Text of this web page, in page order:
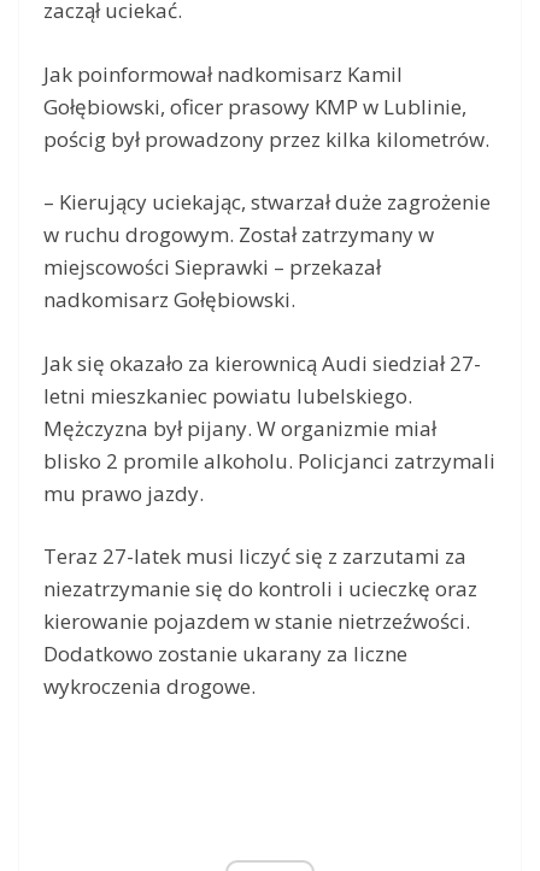
zaczął uciekać.
Jak poinformował nadkomisarz Kamil
Gołębiowski, oficer prasowy KMP w Lublinie,
pościg był prowadzony przez kilka kilometrów.
– Kierujący uciekając, stwarzał duże zagrożenie
w ruchu drogowym. Został zatrzymany w
miejscowości Sieprawki – przekazał
nadkomisarz Gołębiowski.
Jak się okazało za kierownicą Audi siedział 27-
letni mieszkaniec powiatu lubelskiego.
Mężczyzna był pijany. W organizmie miał
blisko 2 promile alkoholu. Policjanci zatrzymali
mu prawo jazdy.
Teraz 27-latek musi liczyć się z zarzutami za
niezatrzymanie się do kontroli i ucieczkę oraz
kierowanie pojazdem w stanie nietrzeźwości.
Dodatkowo zostanie ukarany za liczne
wykroczenia drogowe.